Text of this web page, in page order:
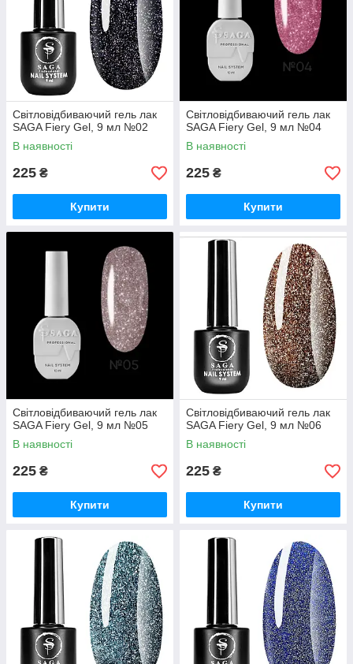
Світловідбиваючий гель лак
SAGA Fiery Gel, 9 мл №02
В наявності
225 ₴
Купити
Світловідбиваючий гель лак
SAGA Fiery Gel, 9 мл №04
В наявності
225 ₴
Купити
Світловідбиваючий гель лак
SAGA Fiery Gel, 9 мл №05
В наявності
225 ₴
Купити
Світловідбиваючий гель лак
SAGA Fiery Gel, 9 мл №06
В наявності
225 ₴
Купити